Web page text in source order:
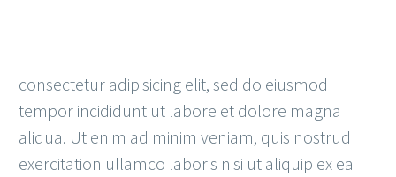
consectetur adipisicing elit, sed do eiusmod
tempor incididunt ut labore et dolore magna
aliqua. Ut enim ad minim veniam, quis nostrud
exercitation ullamco laboris nisi ut aliquip ex ea